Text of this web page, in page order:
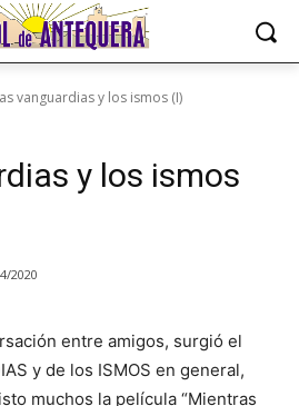
vanguardias y los ismos (I)
y los ismos
2020
entre amigos, surgió el
y de los ISMOS en general,
muchos la película “Mientras